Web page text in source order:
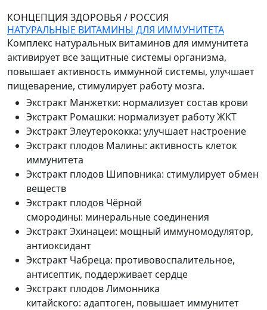
КОНЦЕПЦИЯ ЗДОРОВЬЯ / РОССИЯ
НАТУРАЛЬНЫЕ ВИТАМИНЫ ДЛЯ ИММУНИТЕТА
Комплекс натуральных витаминов для иммунитета
активирует все защитные системы организма,
повышает активность иммунной системы, улучшает
пищеварение, стимулирует работу мозга.
Экстракт Манжетки: нормализует состав крови
Экстракт Ромашки: нормализует работу ЖКТ
Экстракт Элеутерококка: улучшает настроение
Экстракт плодов Малины: активность клеток
иммунитета
Экстракт плодов Шиповника: стимулирует обмен
веществ
Экстракт плодов Чёрной
смородины: минеральные соединения
Экстракт Эхинацеи: мощный иммуномодулятор,
антиоксидант
Экстракт Чабреца: противовоспалительное,
антисептик, поддерживает сердце
Экстракт плодов Лимонника
китайского: адаптоген, повышает иммунитет